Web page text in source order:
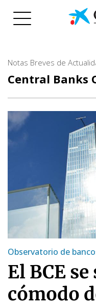
Notas Breves de
Central Banks
Observatorio de
El BCE
cómodo